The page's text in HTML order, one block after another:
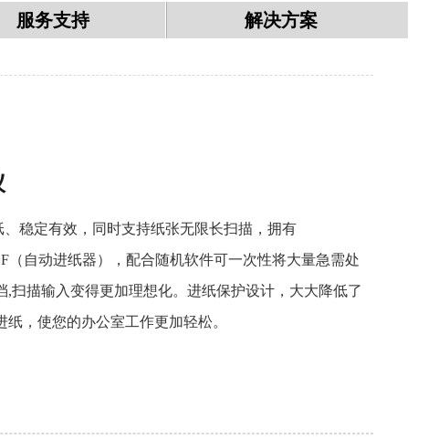
服务支持 解决方案
稳定有效，同时支持纸张无限长扫描，拥有
（自动进纸器），配合随机软件可一次性将大量急需处
扫描输入变得更加理想化。进纸保护设计，大大降低了
，使您的办公室工作更加轻松。